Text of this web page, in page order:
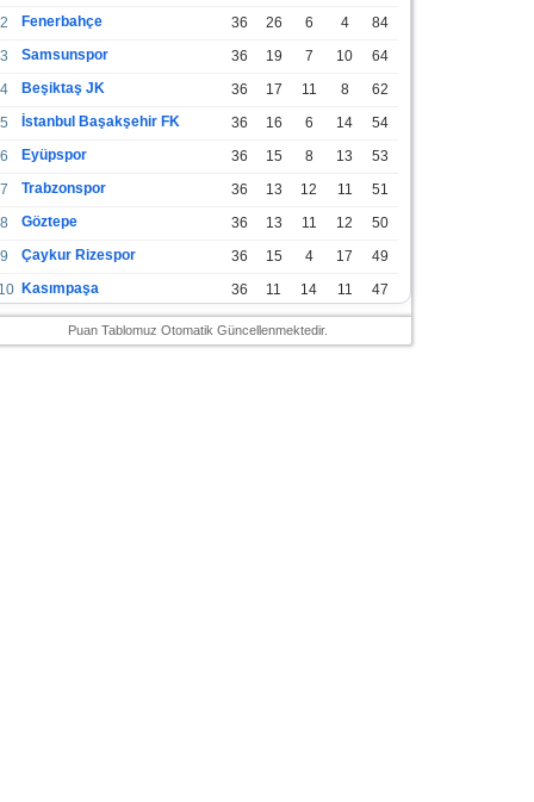
2
Fenerbahçe 36 26 6 4
84
3
Samsunspor 36 19 7 10
64
4
Beşiktaş JK 36 17 11 8
62
5
İstanbul Başakşehir FK 36 16 6 14
54
6
Eyüpspor 36 15 8 13
53
7
Trabzonspor 36 13 12 11
51
8
Göztepe 36 13 11 12
50
9
Çaykur Rizespor 36 15 4 17
49
10 Kasımpaşa 36 11 14 11
47
Konyaspor 36
Puan Tablomuz Otomatik Güncellenmektedir.